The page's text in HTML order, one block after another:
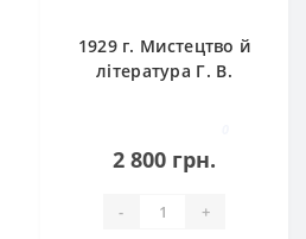
1929 г. Мистецтво й
література Г. В.
2 800 грн.
- +